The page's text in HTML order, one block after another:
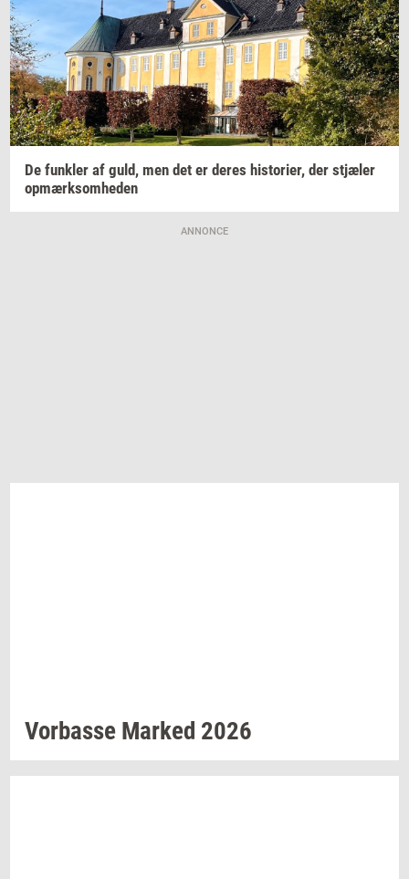
De funk­ler af guld, men det er deres hi­sto­ri­er, der stjæ­ler
op­mærk­som­he­den
ANNONCE
Vor­bas­se Mar­ked 2026